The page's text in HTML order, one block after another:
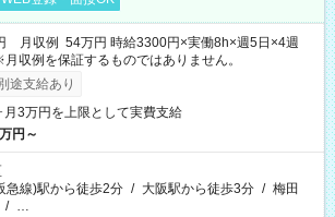
月収例 54万円 時給3300円×実働8h×週5日×4週
収例を保証するものではありません。
途支給あり
月3万円を上限として実費支給
円～
急線)駅から徒歩2分 / 大阪駅から徒歩3分 / 梅田
/ …